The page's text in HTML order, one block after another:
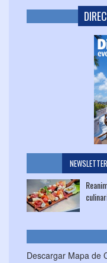
Descargar Mapa de